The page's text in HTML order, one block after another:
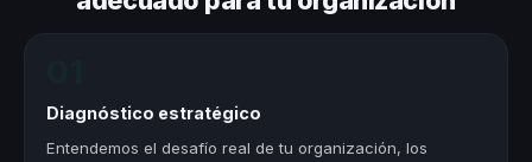
Diagnóstico estratégico
Entendemos el desafío real de tu organización, los